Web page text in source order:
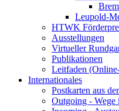
Leupold-
HTWK
Ausstellungen
Virtueller
Publikationen
Leitfaden
Internationales
Postkarten aus
Outgoing - Wege